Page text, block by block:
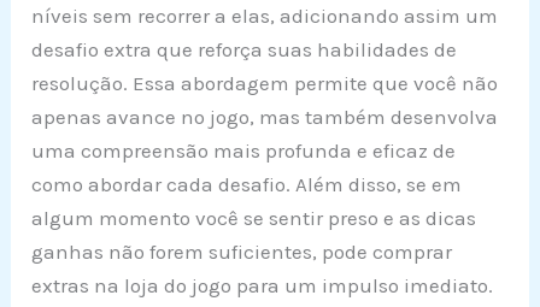
níveis sem recorrer a elas, adicionando assim um
desafio extra que reforça suas habilidades de
resolução. Essa abordagem permite que você não
apenas avance no jogo, mas também desenvolva
uma compreensão mais profunda e eficaz de
como abordar cada desafio. Além disso, se em
algum momento você se sentir preso e as dicas
ganhas não forem suficientes, pode comprar
extras na loja do jogo para um impulso imediato.